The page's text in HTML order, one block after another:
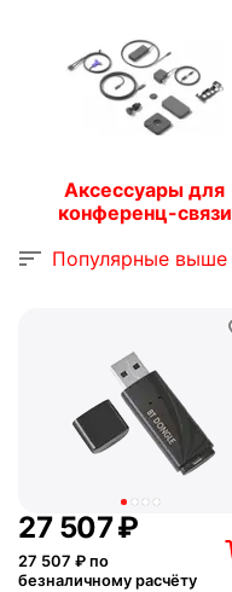
Аксессуары для
конференц-связи
Популярные выше
27 507₽
27 507 ₽ по
безналичному расчёту